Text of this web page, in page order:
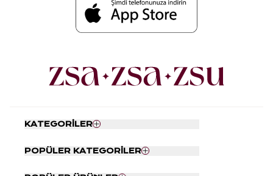
KATEGORİLER
Nevresim Seti
Tabaklar
POPÜLER KATEGORİLER